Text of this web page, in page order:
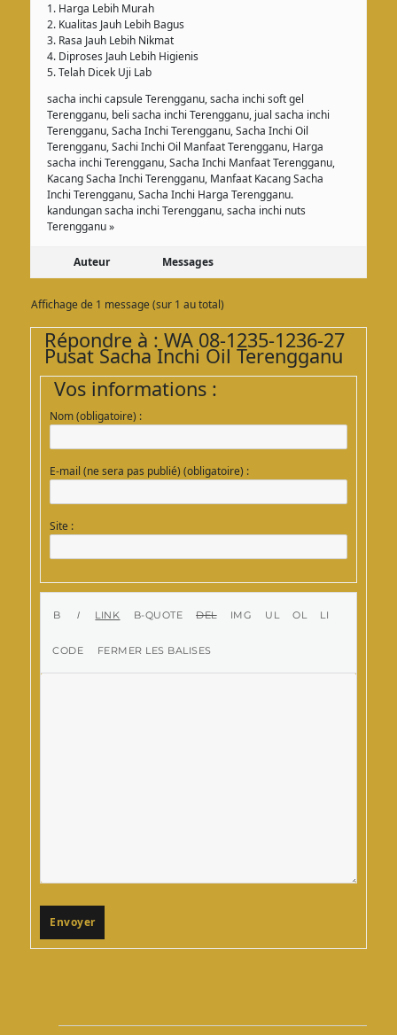
1. Harga Lebih Murah
2. Kualitas Jauh Lebih Bagus
3. Rasa Jauh Lebih Nikmat
4. Diproses Jauh Lebih Higienis
5. Telah Dicek Uji Lab
sacha inchi capsule Terengganu, sacha inchi soft gel
Terengganu, beli sacha inchi Terengganu, jual sacha inchi
Terengganu, Sacha Inchi Terengganu, Sacha Inchi Oil
Terengganu, Sachi Inchi Oil Manfaat Terengganu, Harga
sacha inchi Terengganu, Sacha Inchi Manfaat Terengganu,
Kacang Sacha Inchi Terengganu, Manfaat Kacang Sacha
Inchi Terengganu, Sacha Inchi Harga Terengganu.
kandungan sacha inchi Terengganu, sacha inchi nuts
Terengganu »
Auteur Messages
Affichage de 1 message (sur 1 au total)
Répondre à : WA 08-1235-1236-27
Pusat Sacha Inchi Oil Terengganu
Vos informations :
Nom (obligatoire) :
E-mail (ne sera pas publié) (obligatoire) :
Site :
Envoyer